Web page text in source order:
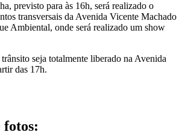
previsto para às 16h, será realizado o
transversais da Avenida Vicente Machado
Ambiental, onde será realizado um show
seja totalmente liberado na Avenida
das 17h.
fotos: